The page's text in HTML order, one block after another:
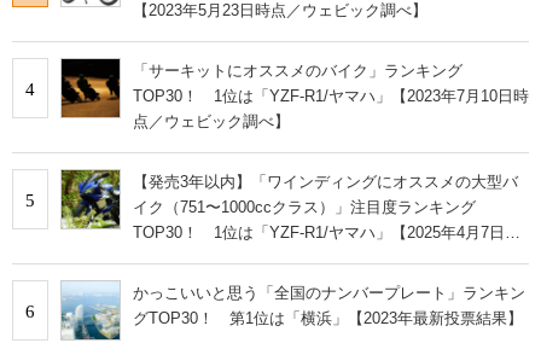
【2023年5月23日時点／ウェビック調べ】
4
「サーキットにオススメのバイク」ランキング
TOP30！ 1位は「YZF-R1/ヤマハ」【2023年7月10日時
点／ウェビック調べ】
5
【発売3年以内】「ワインディングにオススメの大型バ
イク（751〜1000ccクラス）」注目度ランキング
TOP30！ 1位は「YZF-R1/ヤマハ」【2025年4月7日時
6
かっこいいと思う「全国のナンバープレート」ランキン
グTOP30！ 第1位は「横浜」【2023年最新投票結果】